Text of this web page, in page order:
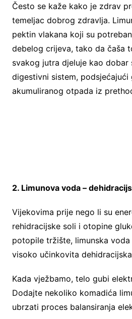
Često se kaže kako je zdrav
temeljac dobrog zdravlja.
pektin vlakana koji su
debelog crijeva, tako da čaša
svakog jutra djeluje kao dobar
digestivni sistem, podsjećajući
akumuliranog otpada iz
2. Limunova voda –
Vijekovima prije nego li su
rehidracijske soli i otopine
potopile tržište, limunska
visoko učinkovita
Kada vježbamo, telo gubi
Dodajte nekoliko komadića
ubrzati proces balansiranja